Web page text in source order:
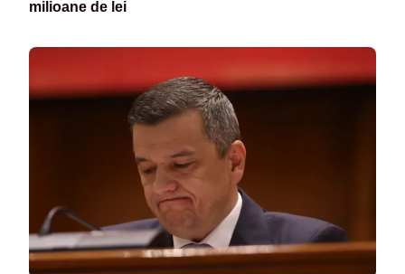
milioane de lei